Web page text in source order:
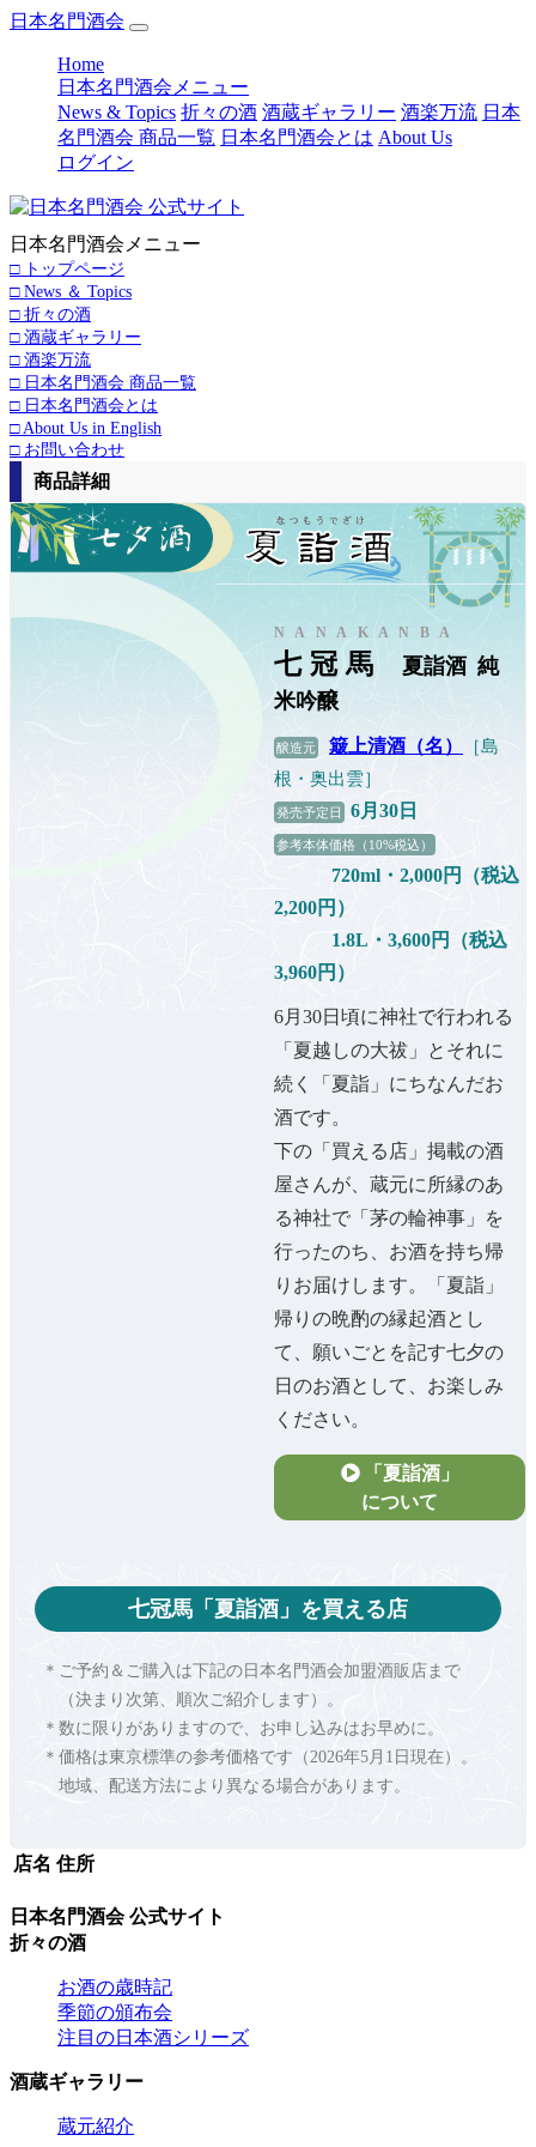
日本名門酒会
Home(current)
日本名門酒会メニュー
News & Topics 折々の酒 酒蔵ギャラリー 酒楽万流 日本
名門酒会 商品一覧 日本名門酒会とは About Us
ログイン
日本名門酒会メニュー
□ トップページ
□ News ＆ Topics
□ 折々の酒
□ 酒蔵ギャラリー
□ 酒楽万流
□ 日本名門酒会 商品一覧
□ 日本名門酒会とは
□ About Us in English
□ お問い合わせ
商品詳細
NANAKANBA
七冠馬 夏詣酒純
米吟醸
醸造元 簸上清酒（名）
［島
根・奥出雲］
発売予定日 6月30日
参考本体価格（10%税込）
720ml・2,000円（税込
2,200円）
1.8L・3,600円（税込
3,960円）
6月30日頃に神社で行われる
「夏越しの大祓」とそれに
続く「夏詣」にちなんだお
酒です。
下の「買える店」掲載の酒
屋さんが、蔵元に所縁のあ
る神社で「茅の輪神事」を
行ったのち、お酒を持ち帰
りお届けします。「夏詣」
帰りの晩酌の縁起酒とし
て、願いごとを記す七夕の
日のお酒として、お楽しみ
ください。
「夏詣酒」
について
七冠馬「夏詣酒」を買える店
＊ご予約＆ご購入は下記の日本名門酒会加盟酒販店まで
（決まり次第、順次ご紹介します）。
＊数に限りがありますので、お申し込みはお早めに。
＊価格は東京標準の参考価格です（2026年5月1日現在）。
地域、配送方法により異なる場合があります。
店名 住所
日本名門酒会 公式サイト
折々の酒
お酒の歳時記
季節の頒布会
注目の日本酒シリーズ
酒蔵ギャラリー
蔵元紹介